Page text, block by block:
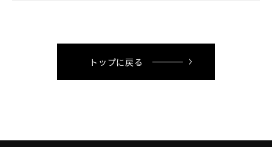
トップに戻る